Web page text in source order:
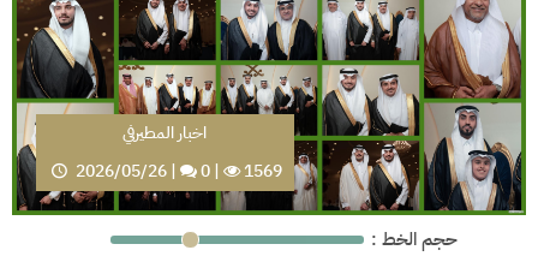
اخبار المطيرفي
2026/05/26| 0| 1569
: حجم الخط